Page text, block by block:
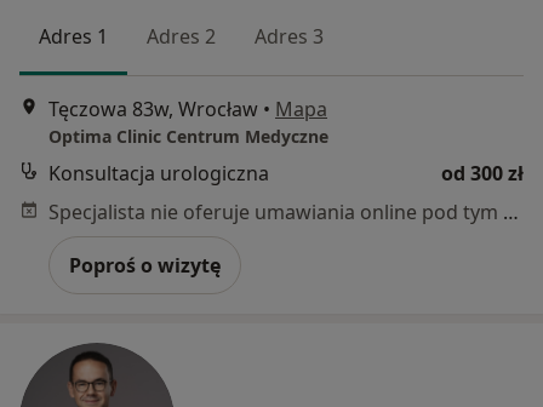
Adres 1 Adres 2 Adres 3
Tęczowa 83w, Wrocław • Mapa
Optima Clinic Centrum Medyczne
Konsultacja urologiczna
od 300 zł
Specjalista nie oferuje umawiania online pod tym adresem.
Poproś o wizytę